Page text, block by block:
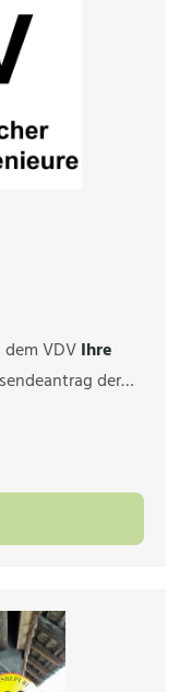
VDVIhre
der…